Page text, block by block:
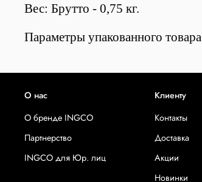
Вес: Брутто - 0,75 кг.
Параметры упакованного
О нас
О бренде INGCO
Партнерство
INGCO для Юр. лиц
Клиенту
Контакты
Доставка
Акции
Новинки